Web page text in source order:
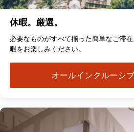
休暇。厳選。
必要なものがすべて揃った簡単なご滞
暇をお楽しみください。
オールインクルーシ